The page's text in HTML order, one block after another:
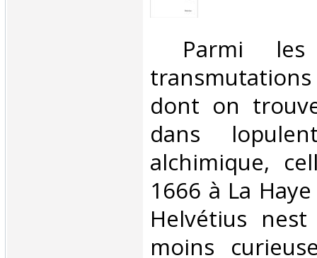
Parmi les
dont on
dans
alchimique,
1666 à La
Helvétius
moins